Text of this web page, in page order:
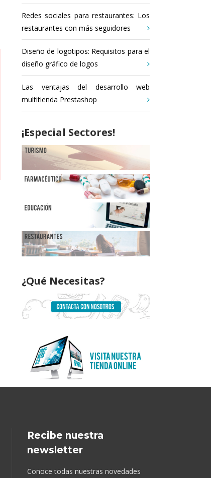
Redes sociales para restaurantes: Los
restaurantes con más seguidores
Diseño de logotipos: Requisitos para el
diseño gráfico de logos
Las ventajas del desarrollo web
multitienda Prestashop
¡Especial Sectores!
¿Qué Necesitas?
Recibe nuestra
newsletter
Conoce todas nuestras novedades